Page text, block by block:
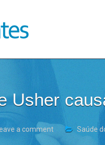
Usher
a comment Saúde